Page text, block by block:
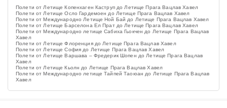
Полети от Летище Копенхаген Каструп до Летище Прага Вацлав Хавел
Полети от Летище Осло Гардемоен до Летище Прага Вацлав Хавел
Полети от Международно Летище Ной Бай до Летище Прага Вацлав Хавел
Полети от Летище Барселона Ел Прат до Летище Прага Вацлав Хавел
Полети от Международно летище Сабиха Гьокчен до Летище Прага Вацлав
Хавел
Полети от Летище Флоренция до Летище Прага Вацлав Хавел
Полети от Летище София до Летище Прага Вацлав Хавел
Полети от Летище Варшава – Фредерик Шопен до Летище Прага Вацлав
Хавел
Полети от Летище Кьолн до Летище Прага Вацлав Хавел
Полети от Международно летище Тайпей Таоюан до Летище Прага Вацлав
Хавел